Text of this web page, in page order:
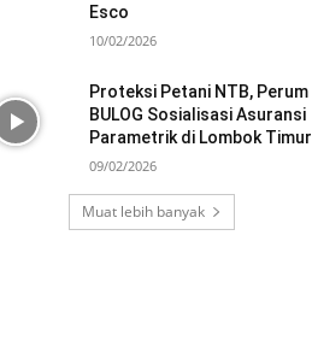
Esco
10/02/2026
Proteksi Petani NTB, Perum
BULOG Sosialisasi Asuransi
Parametrik di Lombok Timur
09/02/2026
Muat lebih banyak